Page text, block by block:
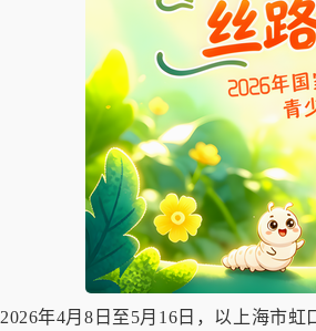
2026年4月8日至5月16日，以上海市